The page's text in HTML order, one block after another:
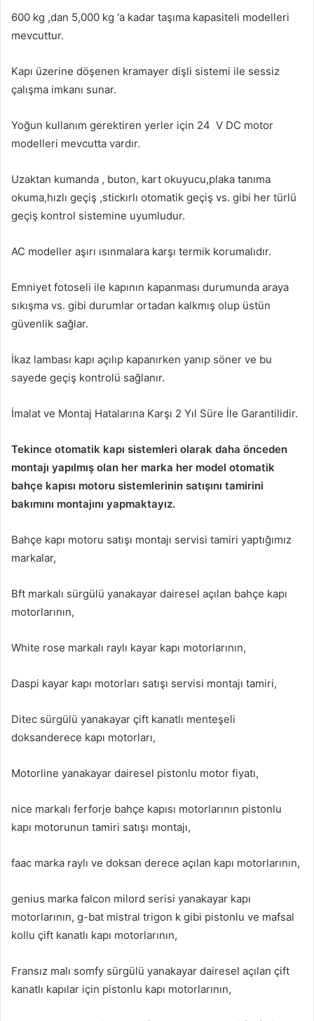
600 kg ,dan 5,000 kg ‘a kadar taşıma kapasiteli modelleri
mevcuttur.
Kapı üzerine döşenen kramayer dişli sistemi ile sessiz
çalışma imkanı sunar.
Yoğun kullanım gerektiren yerler için 24 V DC motor
modelleri mevcutta vardır.
Uzaktan kumanda , buton, kart okuyucu,plaka tanıma
okuma,hızlı geçiş ,stickırlı otomatik geçiş vs. gibi her türlü
geçiş kontrol sistemine uyumludur.
AC modeller aşırı ısınmalara karşı termik korumalıdır.
Emniyet fotoseli ile kapının kapanması durumunda araya
sıkışma vs. gibi durumlar ortadan kalkmış olup üstün
güvenlik sağlar.
İkaz lambası kapı açılıp kapanırken yanıp söner ve bu
sayede geçiş kontrolü sağlanır.
İmalat ve Montaj Hatalarına Karşı 2 Yıl Süre İle Garantilidir.
Tekince otomatik kapı sistemleri olarak daha önceden
montajı yapılmış olan her marka her model otomatik
bahçe kapısı motoru sistemlerinin satışını tamirini
bakımını montajını yapmaktayız.
Bahçe kapı motoru satışı montajı servisi tamiri yaptığımız
markalar,
Bft markalı sürgülü yanakayar dairesel açılan bahçe kapı
motorlarının,
White rose markalı raylı kayar kapı motorlarının,
Daspi kayar kapı motorları satışı servisi montajı tamiri,
Ditec sürgülü yanakayar çift kanatlı menteşeli
doksanderece kapı motorları,
Motorline yanakayar dairesel pistonlu motor fiyatı,
nice markalı ferforje bahçe kapısı motorlarının pistonlu
kapı motorunun tamiri satışı montajı,
faac marka raylı ve doksan derece açılan kapı motorlarının,
genius marka falcon milord serisi yanakayar kapı
motorlarının, g-bat mistral trigon k gibi pistonlu ve mafsal
kollu çift kanatlı kapı motorlarının,
Fransız malı somfy sürgülü yanakayar dairesel açılan çift
kanatlı kapılar için pistonlu kapı motorlarının,